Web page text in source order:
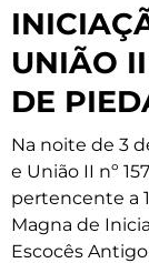
UNIÃO
DE
Na noite de 3
e União II nº
pertencente a
Magna de
Escocês